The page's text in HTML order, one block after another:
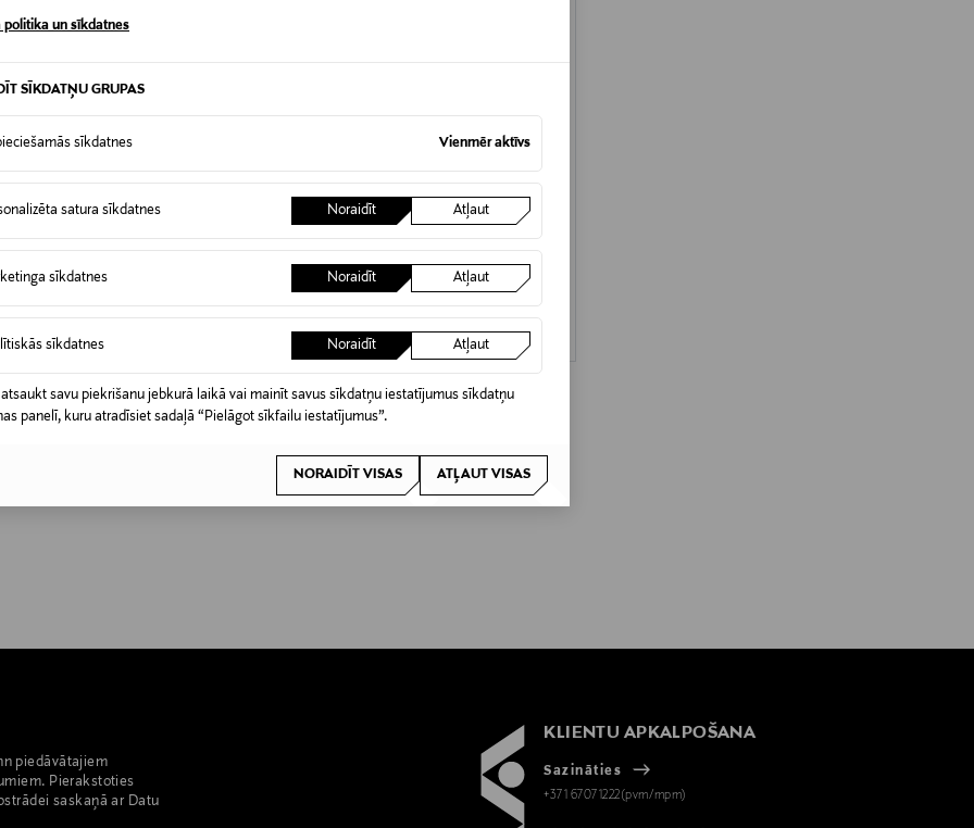
politika un sīkdatnes
SĪKDATŅU GRUPAS
sīkdatnes Vienmēr aktīvs
satura sīkdatnes Noraidīt Atļaut
sīkdatnes Noraidīt Atļaut
sīkdatnes Noraidīt Atļaut
atsaukt savu piekrišanu jebkurā laikā vai mainīt savus sīkdatņu iestatījumus sīkdatņu
panelī, kuru atradīsiet sadaļā “Pielāgot sīkfailu iestatījumus”.
NORAIDĪT VISAS ATĻAUT VISAS
ml
ARMANI
Acqua di Gió Uomo After Shave losjons pēc
skūšanās 100 ml
Original Price
71,00 €
piedāvātajiem
Pierakstoties
saskaņā ar Datu
KLIENTU APKALPOŠANA
Sazināties
+371 67071222(pvm/mpm)